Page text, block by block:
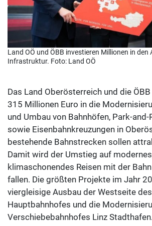
Land OÖ und ÖBB investieren Millionen in den
Infrastruktur. Foto: Land OÖ
Das Land Oberösterreich und die
315 Millionen Euro in die
und Umbau von Bahnhöfen, Park-and-
sowie Eisenbahnkreuzungen in
bestehende Bahnstrecken sollen
Damit wird der Umstieg auf
klimaschonendes Reisen mit der
fallen. Die größten Projekte im Jahr
viergleisige Ausbau der Westseite
Hauptbahnhofes und die
Verschiebebahnhofes Linz Stadthafen.